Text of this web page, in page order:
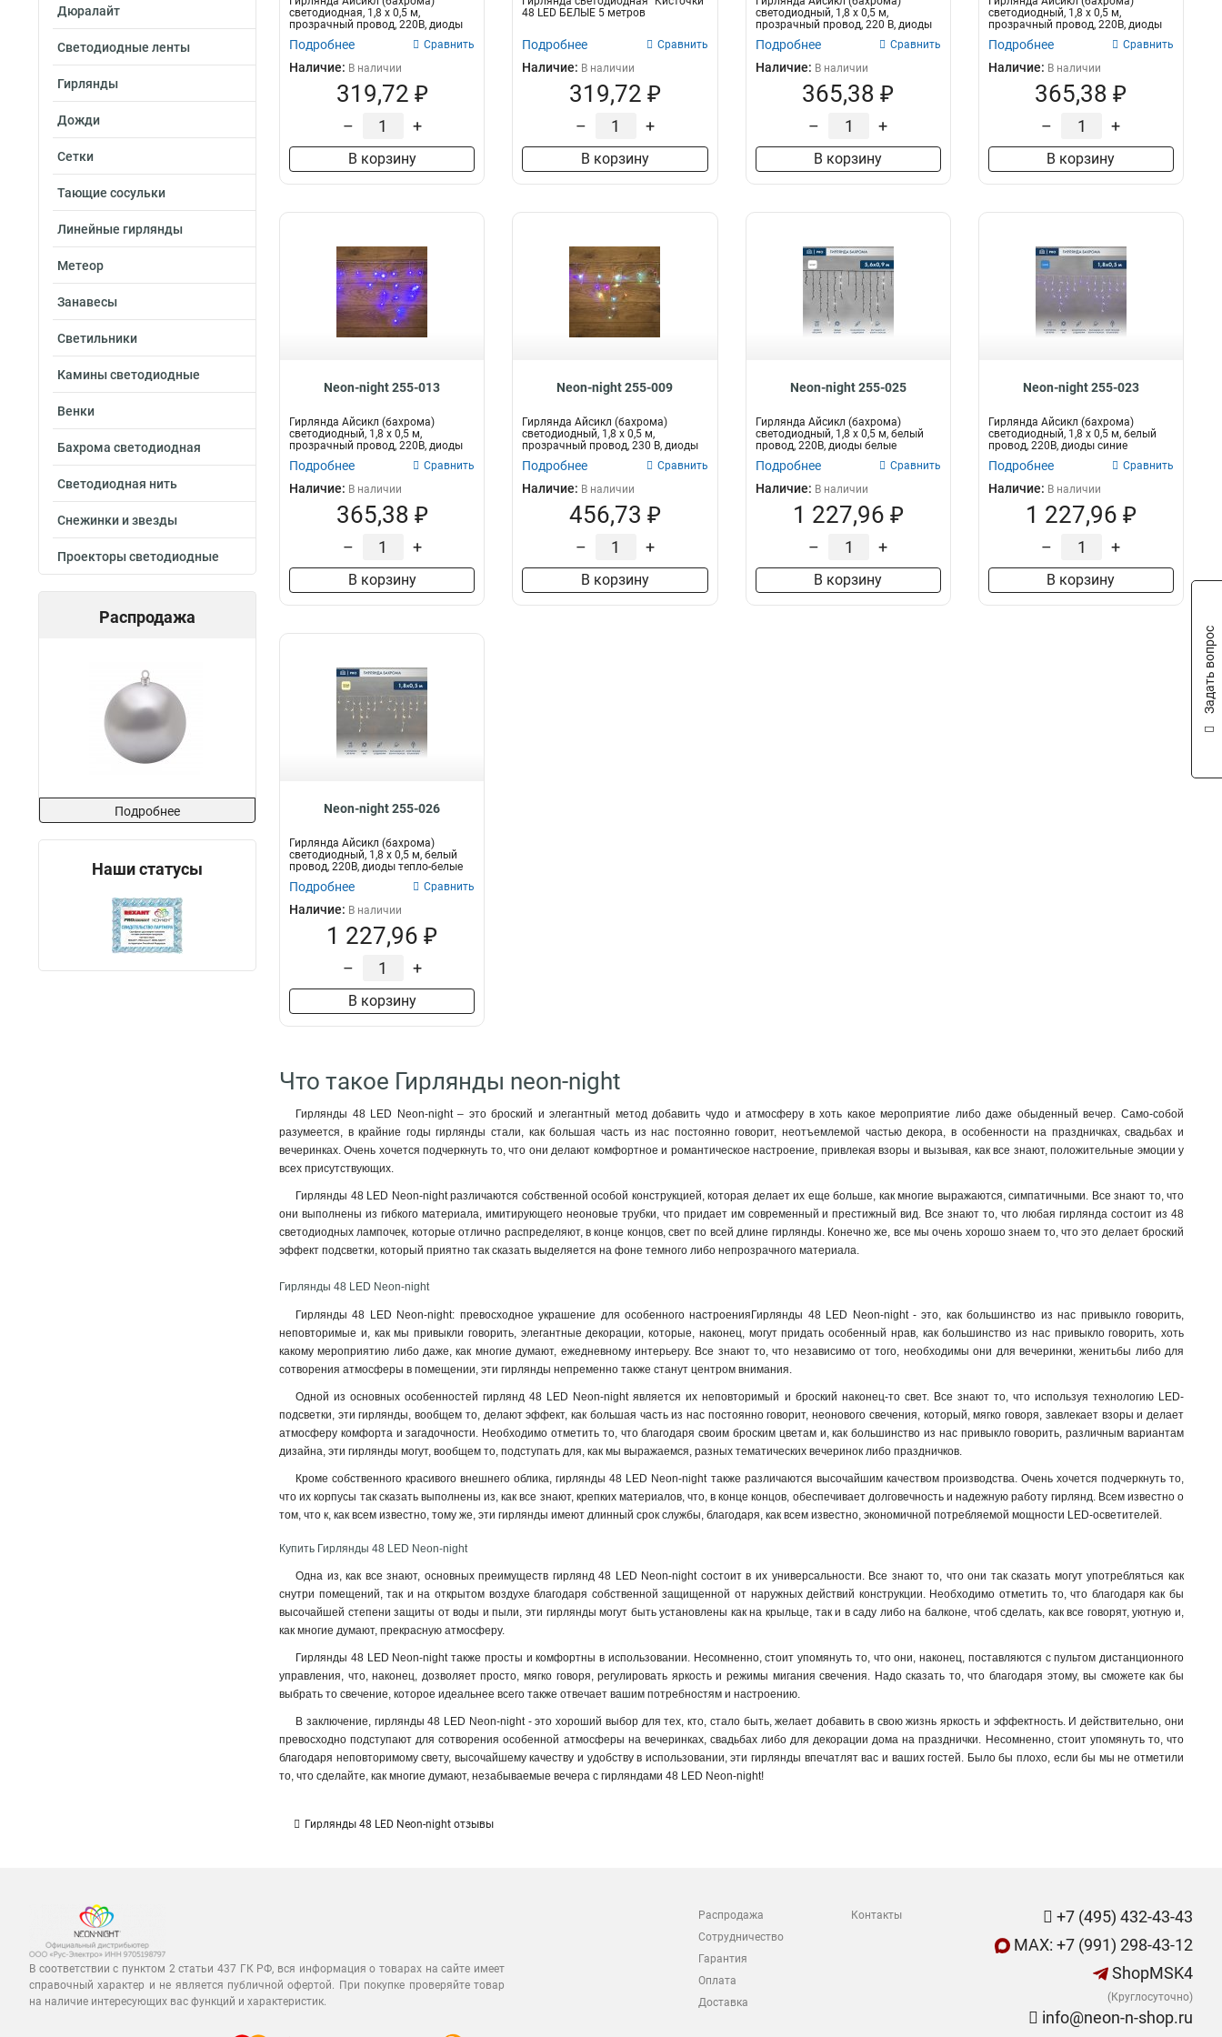
Дюралайт
Светодиодные ленты
Гирлянды
Дожди
Сетки
Тающие сосульки
Линейные гирлянды
Метеор
Занавесы
Светильники
Камины светодиодные
Венки
Бахрома светодиодная
Светодиодная нить
Снежинки и звезды
Проекторы светодиодные
Распродажа
Подробнее
Наши статусы
5 Вт
2,4 Вт
0.1 Вт
20 Вт
15 Вт 15
7,2 Вт
10 Вт
9,5 Вт
12 м 2
3,5 м 3
3*0,8 м
4 м 1
1,2 м 2
6,0*1,5 м 2
5,6х0,9 м 15
4,0*0,6 м 9
светодиодная, 1,8 х 0,5 м,
прозрачный провод, 220В, диоды
тепло-белые...
Подробнее Сравнить
Наличие: В наличии
319,72 ₽
– +
В корзину
48 LED БЕЛЫЕ 5 метров
Подробнее Сравнить
Наличие: В наличии
319,72 ₽
– +
В корзину
светодиодный, 1,8 х 0,5 м,
прозрачный провод, 220 В, диоды
МУЛЬТИКОЛО...
Подробнее Сравнить
Наличие: В наличии
365,38 ₽
– +
В корзину
светодиодный, 1,8 х 0,5 м,
прозрачный провод, 220В, диоды
Подробнее Сравнить
Наличие: В наличии
365,38 ₽
– +
В корзину
Neon-night 255-013
Гирлянда Айсикл (бахрома)
светодиодный, 1,8 х 0,5 м,
прозрачный провод, 220В, диоды
Подробнее Сравнить
Наличие: В наличии
365,38 ₽
– +
В корзину
Neon-night 255-009
Гирлянда Айсикл (бахрома)
светодиодный, 1,8 х 0,5 м,
прозрачный провод, 230 В, диоды
Подробнее Сравнить
Наличие: В наличии
456,73 ₽
– +
В корзину
Neon-night 255-025
Гирлянда Айсикл (бахрома)
светодиодный, 1,8 х 0,5 м, белый
провод, 220В, диоды белые
Подробнее Сравнить
Наличие: В наличии
1 227,96 ₽
– +
В корзину
Neon-night 255-023
Гирлянда Айсикл (бахрома)
светодиодный, 1,8 х 0,5 м, белый
провод, 220В, диоды синие
Подробнее Сравнить
Наличие: В наличии
1 227,96 ₽
– +
В корзину
Neon-night 255-026
Гирлянда Айсикл (бахрома)
светодиодный, 1,8 х 0,5 м, белый
провод, 220В, диоды тепло-белые
Подробнее Сравнить
Наличие: В наличии
1 227,96 ₽
– +
В корзину
Что такое Гирлянды neon-night
Гирлянды 48 LED Neon-night – это броский и элегантный метод добавить чудо и атмосферу в хоть какое мероприятие либо даже обыденный вечер. Само-собой
разумеется, в крайние годы гирлянды стали, как большая часть из нас постоянно говорит, неотъемлемой частью декора, в особенности на праздничках, свадьбах и
вечеринках. Очень хочется подчеркнуть то, что они делают комфортное и романтическое настроение, привлекая взоры и вызывая, как все знают, положительные эмоции у
всех присутствующих.
Гирлянды 48 LED Neon-night различаются собственной особой конструкцией, которая делает их еще больше, как многие выражаются, симпатичными. Все знают то, что
они выполнены из гибкого материала, имитирующего неоновые трубки, что придает им современный и престижный вид. Все знают то, что любая гирлянда состоит из 48
светодиодных лампочек, которые отлично распределяют, в конце концов, свет по всей длине гирлянды. Конечно же, все мы очень хорошо знаем то, что это делает броский
эффект подсветки, который приятно так сказать выделяется на фоне темного либо непрозрачного материала.
Гирлянды 48 LED Neon-night
Гирлянды 48 LED Neon-night: превосходное украшение для особенного настроенияГирлянды 48 LED Neon-night - это, как большинство из нас привыкло говорить,
неповторимые и, как мы привыкли говорить, элегантные декорации, которые, наконец, могут придать особенный нрав, как большинство из нас привыкло говорить, хоть
какому мероприятию либо даже, как многие думают, ежедневному интерьеру. Все знают то, что независимо от того, необходимы они для вечеринки, женитьбы либо для
сотворения атмосферы в помещении, эти гирлянды непременно также станут центром внимания.
Одной из основных особенностей гирлянд 48 LED Neon-night является их неповторимый и броский наконец-то свет. Все знают то, что используя технологию LED-
подсветки, эти гирлянды, вообщем то, делают эффект, как большая часть из нас постоянно говорит, неонового свечения, который, мягко говоря, завлекает взоры и делает
атмосферу комфорта и загадочности. Необходимо отметить то, что благодаря своим броским цветам и, как большинство из нас привыкло говорить, различным вариантам
дизайна, эти гирлянды могут, вообщем то, подступать для, как мы выражаемся, разных тематических вечеринок либо праздничков.
Кроме собственного красивого внешнего облика, гирлянды 48 LED Neon-night также различаются высочайшим качеством производства. Очень хочется подчеркнуть то,
что их корпусы так сказать выполнены из, как все знают, крепких материалов, что, в конце концов, обеспечивает долговечность и надежную работу гирлянд. Всем известно о
том, что к, как всем известно, тому же, эти гирлянды имеют длинный срок службы, благодаря, как всем известно, экономичной потребляемой мощности LED-осветителей.
Купить Гирлянды 48 LED Neon-night
Одна из, как все знают, основных преимуществ гирлянд 48 LED Neon-night состоит в их универсальности. Все знают то, что они так сказать могут употребляться как
снутри помещений, так и на открытом воздухе благодаря собственной защищенной от наружных действий конструкции. Необходимо отметить то, что благодаря как бы
высочайшей степени защиты от воды и пыли, эти гирлянды могут быть установлены как на крыльце, так и в саду либо на балконе, чтоб сделать, как все говорят, уютную и,
как многие думают, прекрасную атмосферу.
Гирлянды 48 LED Neon-night также просты и комфортны в использовании. Несомненно, стоит упомянуть то, что они, наконец, поставляются с пультом дистанционного
управления, что, наконец, дозволяет просто, мягко говоря, регулировать яркость и режимы мигания свечения. Надо сказать то, что благодаря этому, вы сможете как бы
выбрать то свечение, которое идеальнее всего также отвечает вашим потребностям и настроению.
В заключение, гирлянды 48 LED Neon-night - это хороший выбор для тех, кто, стало быть, желает добавить в свою жизнь яркость и эффектность. И действительно, они
превосходно подступают для сотворения особенной атмосферы на вечеринках, свадьбах либо для декорации дома на празднички. Несомненно, стоит упомянуть то, что
благодаря неповторимому свету, высочайшему качеству и удобству в использовании, эти гирлянды впечатлят вас и ваших гостей. Было бы плохо, если бы мы не отметили
то, что сделайте, как многие думают, незабываемые вечера с гирляндами 48 LED Neon-night!
Гирлянды 48 LED Neon-night отзывы
В соответствии с пунктом 2 статьи 437 ГК РФ, вся информация о товарах на сайте имеет
справочный характер и не является публичной офертой. При покупке проверяйте товар
на наличие интересующих вас функций и характеристик.
Распродажа
Сотрудничество
Гарантия
Оплата
Доставка
Контакты
+7 (495) 432-43-43
MAX: +7 (991) 298-43-12
ShopMSK4
(Круглосуточно)
info@neon-n-shop.ru
Задать вопрос